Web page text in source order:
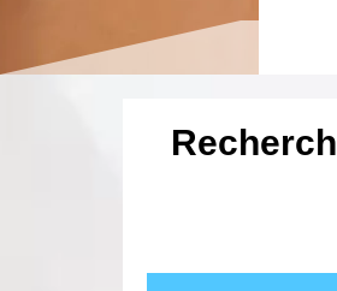
et fuite toiture 83